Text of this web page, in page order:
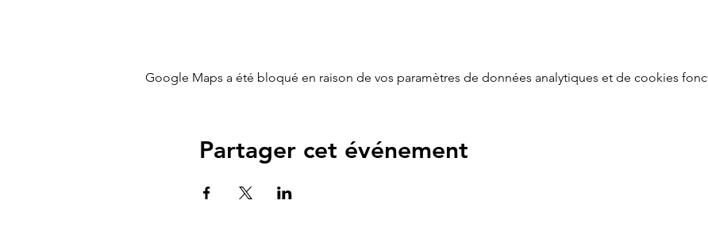
Google Maps a été bloqué en raison de vos paramètres de données analytiques et de cookies
Partager cet événement